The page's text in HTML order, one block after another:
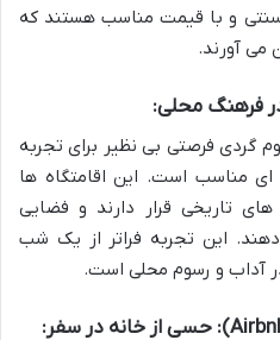
سنتی و با قیمت مناسب هستند که
می آورند.
فرهنگ محلی:
گردی فرصتی بی نظیر برای تجربه
مناسب است. این اقامتگاه ها
تاریخی قرار دارند و فضایی
این تجربه فراتر از یک شب
آداب و رسوم محلی است.